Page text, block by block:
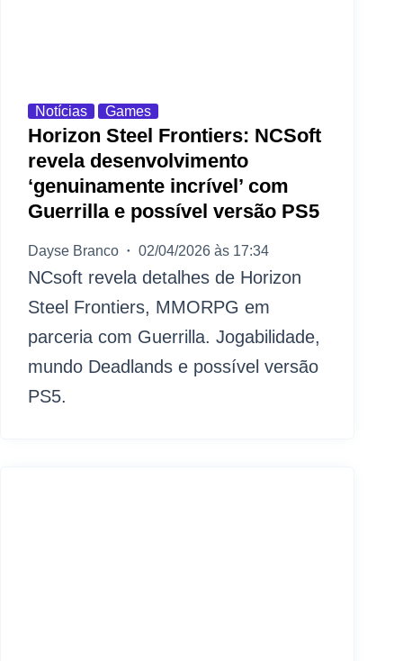
Notícias Games
Horizon Steel Frontiers: NCSoft
revela desenvolvimento
‘genuinamente incrível’ com
Guerrilla e possível versão PS5
Dayse Branco 02/04/2026 às 17:34
NCsoft revela detalhes de Horizon
Steel Frontiers, MMORPG em
parceria com Guerrilla. Jogabilidade,
mundo Deadlands e possível versão
PS5.